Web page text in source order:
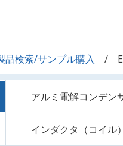
品検索/サンプル購入
アルミ電解コンデン
インダクタ（コイル）